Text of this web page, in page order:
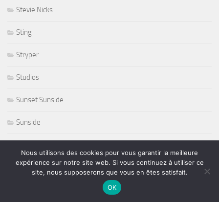
Stevie Nicks
Sting
Stryper
Studios
Sunset Sunside
Sunside
Ted Curson
Nous utilisons des cookies pour vous garantir la meilleure
expérience sur notre site web. Si vous continuez à utiliser ce
site, nous supposerons que vous en êtes satisfait.
OK